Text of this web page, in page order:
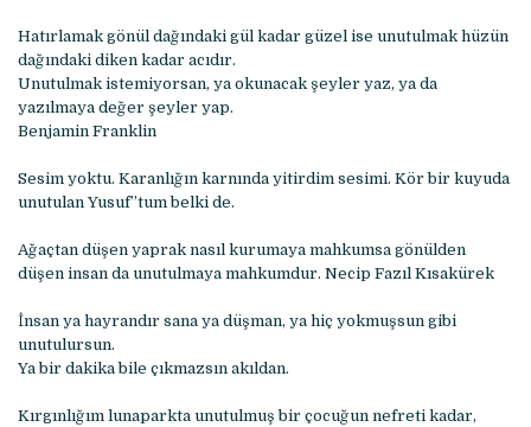
Hatırlamak gönül dağındaki gül kadar güzel ise unutulmak hüzün
dağındaki diken kadar acıdır.
Unutulmak istemiyorsan, ya okunacak şeyler yaz, ya da
yazılmaya değer şeyler yap.
Benjamin Franklin
Sesim yoktu. Karanlığın karnında yitirdim sesimi. Kör bir kuyuda
unutulan Yusuf”tum belki de.
Ağaçtan düşen yaprak nasıl kurumaya mahkumsa gönülden
düşen insan da unutulmaya mahkumdur. Necip Fazıl Kısakürek
İnsan ya hayrandır sana ya düşman, ya hiç yokmuşsun gibi
unutulursun.
Ya bir dakika bile çıkmazsın akıldan.
Kırgınlığım lunaparkta unutulmuş bir çocuğun nefreti kadar,